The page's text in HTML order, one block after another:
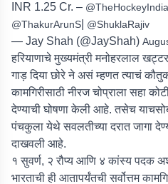
INR 1.25 Cr. – @TheHockeyIndia
@ThakurArunS @ShuklaRajiv
— Jay Shah (@JayShah)
हरियाणाचे मुख्यमंत्री मनोहरलाल
गाड़ दिया छोरे ने असं म्हणत त्याचं
कामगिरीसाठी नीरज चोप्राला सहा
देण्याची घोषणा केली आहे. तसेच
पंचकुला येथे सवलतीच्या दरात जागा
दाखवली आहे.
१ सुवर्ण, २ रौप्य आणि ४ कांस्य पदक
भारताची ही आतापर्यंतची सर्वोत्तम